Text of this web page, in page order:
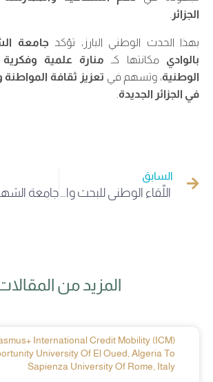
الجزائر
بهذا الحدث الوطني البارز، تؤكد
جامعة
بالواديمكانتها كـ
منارة علمية
الوطنية، وتسهم في تعزيز ثقافة
في الجزائر الجديدة.
السابق
اللّقاء الوطني للبحث والابتكار في خدمة الاقتصاد الوطني: “من الرؤية إلى الأثر”
المزيد من
International Credit Mobility (ICM)
University Of El Oued, Algeria To
Sapienza University Of Rome, Italy